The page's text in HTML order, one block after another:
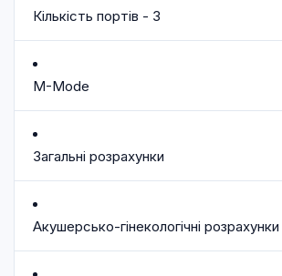
Кількість портів - 3
M-Mode
Загальні розрахунки
Акушерсько-гінекологічні розрахунки